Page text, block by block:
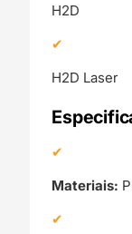
H2D
H2D Laser
Materiais: